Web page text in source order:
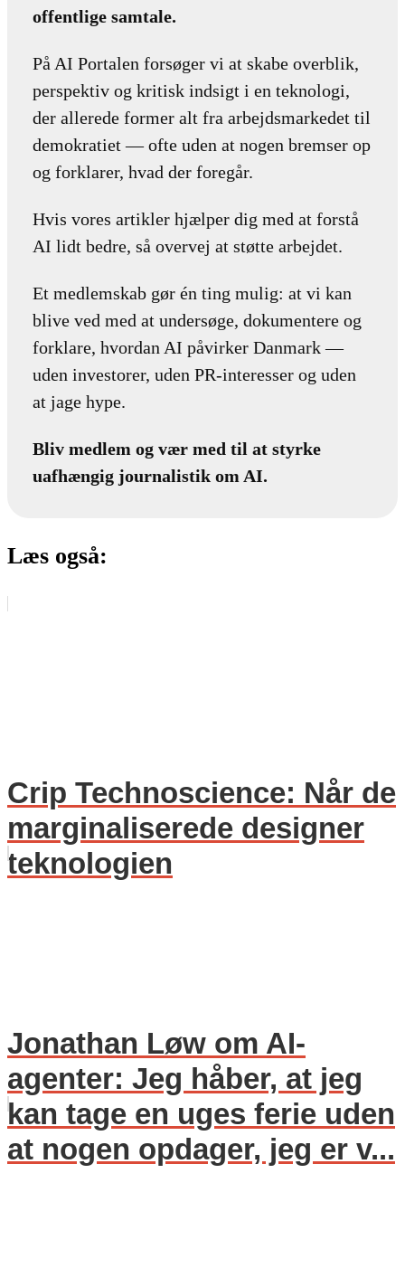
offentlige samtale.
På AI Portalen forsøger vi at skabe overblik,
perspektiv og kritisk indsigt i en teknologi,
der allerede former alt fra arbejdsmarkedet til
demokratiet — ofte uden at nogen bremser op
og forklarer, hvad der foregår.
Hvis vores artikler hjælper dig med at forstå
AI lidt bedre, så overvej at støtte arbejdet.
Et medlemskab gør én ting mulig: at vi kan
blive ved med at undersøge, dokumentere og
forklare, hvordan AI påvirker Danmark —
uden investorer, uden PR-interesser og uden
at jage hype.
Bliv medlem og vær med til at styrke
uafhængig journalistik om AI.
Læs også:
Crip Technoscience: Når de
marginaliserede designer
teknologien
Jonathan Løw om AI-
agenter: Jeg håber, at jeg
kan tage en uges ferie uden
at nogen opdager, jeg er v...